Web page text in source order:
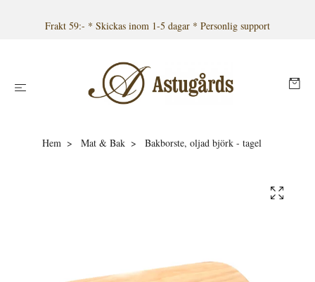
Frakt 59:- * Skickas inom 1-5 dagar * Personlig support
Hem Mat & Bak Bakborste, oljad björk - tagel